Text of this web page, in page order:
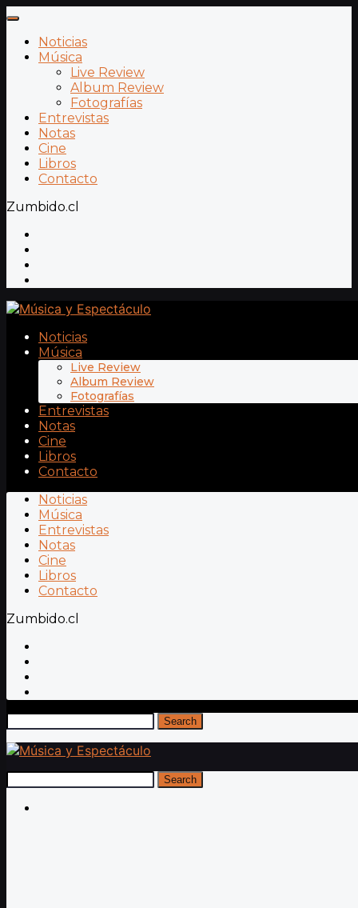
Noticias
Música
Live Review
Album Review
Fotografías
Entrevistas
Notas
Cine
Libros
Contacto
Zumbido.cl
Noticias
Música
Live Review
Album Review
Fotografías
Entrevistas
Notas
Cine
Libros
Contacto
Noticias
Música
Entrevistas
Notas
Cine
Libros
Contacto
Zumbido.cl
Search
Search